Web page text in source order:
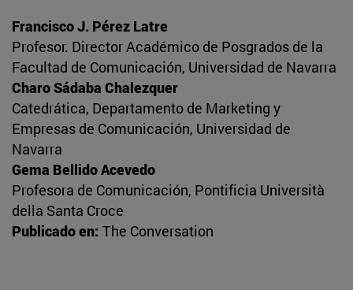
Francisco J. Pérez Latre
Profesor. Director Académico de Posgrados de la
Facultad de Comunicación, Universidad de Navarra
Charo Sádaba Chalezquer
Catedrática, Departamento de Marketing y
Empresas de Comunicación, Universidad de
Navarra
Gema Bellido Acevedo
Profesora de Comunicación, Pontificia Università
della Santa Croce
Publicado en: The Conversation